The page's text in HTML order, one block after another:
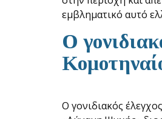
εμβληματικό αυτό
Ο
Ο γονιδιακός